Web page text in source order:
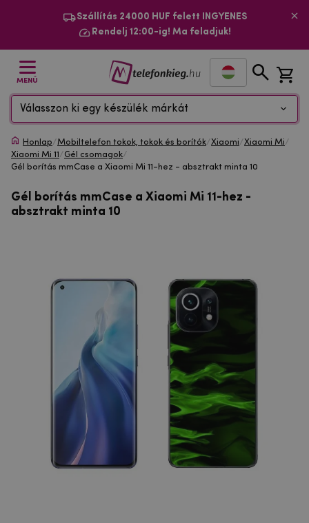
Szállítás 24000 HUF felett INGYENES
Rendelj 12:00-ig! Ma feladjuk!
MENÜ
Válasszon ki egy készülék márkát
Honlap/Mobiltelefon tokok, tokok és borítók/Xiaomi/Xiaomi Mi/
Xiaomi Mi 11/Gél csomagok/
Gél borítás mmCase a Xiaomi Mi 11-hez - absztrakt minta 10
Gél borítás mmCase a Xiaomi Mi 11-hez -
absztrakt minta 10